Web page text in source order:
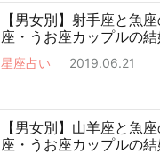
【男女別】射手座と魚
座・うお座カップルの
星座占い 2019.06.21
【男女別】山羊座と魚
座・うお座カップルの